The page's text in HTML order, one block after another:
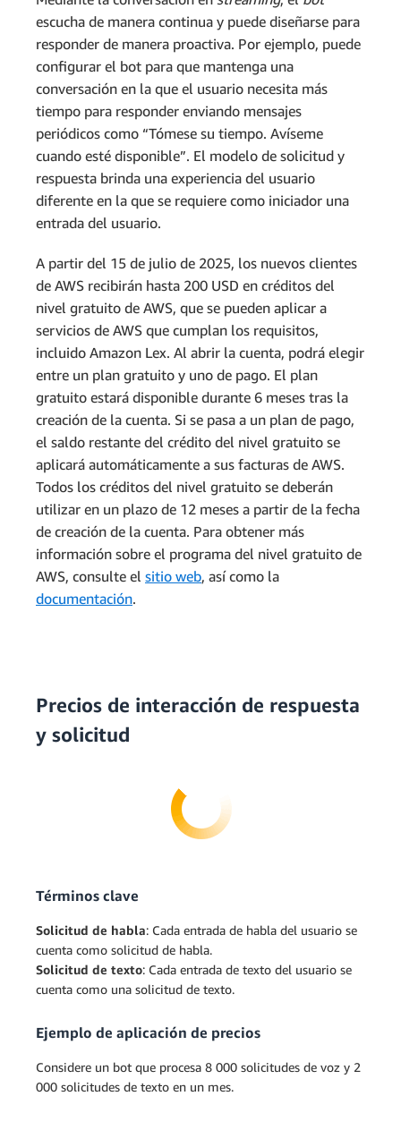
escucha de manera continua y puede diseñarse para
responder de manera proactiva. Por ejemplo, puede
configurar el bot para que mantenga una
conversación en la que el usuario necesita más
tiempo para responder enviando mensajes
periódicos como “Tómese su tiempo. Avíseme
cuando esté disponible”. El modelo de solicitud y
respuesta brinda una experiencia del usuario
diferente en la que se requiere como iniciador una
entrada del usuario.
A partir del 15 de julio de 2025, los nuevos clientes
de AWS recibirán hasta 200 USD en créditos del
nivel gratuito de AWS, que se pueden aplicar a
servicios de AWS que cumplan los requisitos,
incluido Amazon Lex. Al abrir la cuenta, podrá elegir
entre un plan gratuito y uno de pago. El plan
gratuito estará disponible durante 6 meses tras la
creación de la cuenta. Si se pasa a un plan de pago,
el saldo restante del crédito del nivel gratuito se
aplicará automáticamente a sus facturas de AWS.
Todos los créditos del nivel gratuito se deberán
utilizar en un plazo de 12 meses a partir de la fecha
de creación de la cuenta. Para obtener más
información sobre el programa del nivel gratuito de
AWS, consulte el sitio web, así como la
documentación.
Precios de interacción de respuesta
y solicitud
Términos clave
Solicitud de habla: Cada entrada de habla del usuario se
cuenta como solicitud de habla.
Solicitud de texto: Cada entrada de texto del usuario se
cuenta como una solicitud de texto.
Ejemplo de aplicación de precios
Considere un bot que procesa 8 000 solicitudes de voz y 2
000 solicitudes de texto en un mes.